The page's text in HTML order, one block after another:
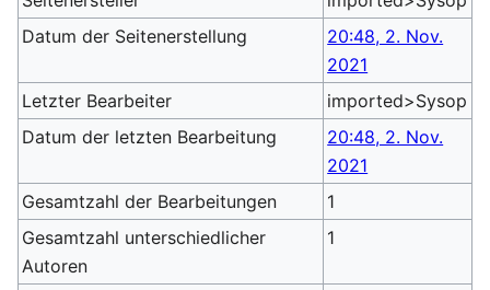
Datum der Seitenerstellung
20:48, 2. Nov.
2021
Letzter Bearbeiter
imported>Sysop
Datum der letzten Bearbeitung
20:48, 2. Nov.
2021
Gesamtzahl der Bearbeitungen
1
Gesamtzahl unterschiedlicher
Autoren
1